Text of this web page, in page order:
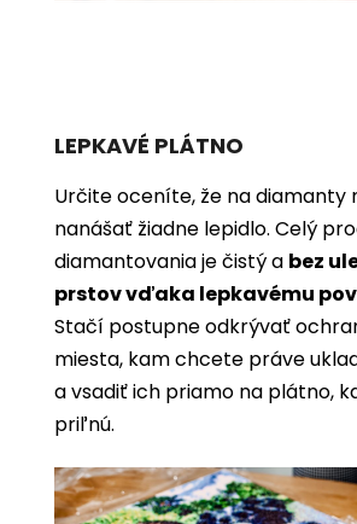
LEPKAVÉ PLÁTNO
Určite oceníte, že na diamanty
nanášať žiadne lepidlo. Celý
diamantovania je čistý a bez
prstov vďaka lepkavému
Stačí postupne odkrývať
miesta, kam chcete práve
a vsadiť ich priamo na plátno,
priľnú.